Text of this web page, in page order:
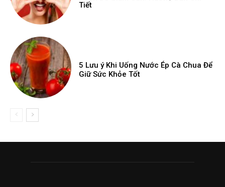
Tiết
5 Lưu ý Khi Uống Nước Ép Cà Chua Để
Giữ Sức Khỏe Tốt